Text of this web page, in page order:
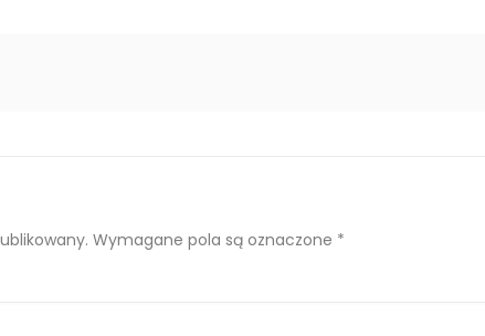
Wymagane pola są oznaczone *